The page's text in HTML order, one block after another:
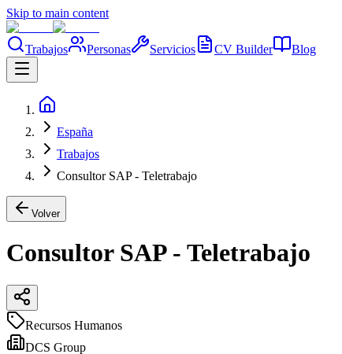
Skip to main content
Trabajos Personas Servicios CV Builder Blog
España
Trabajos
Consultor SAP - Teletrabajo
Volver
Consultor SAP - Teletrabajo
Recursos Humanos
DCS Group